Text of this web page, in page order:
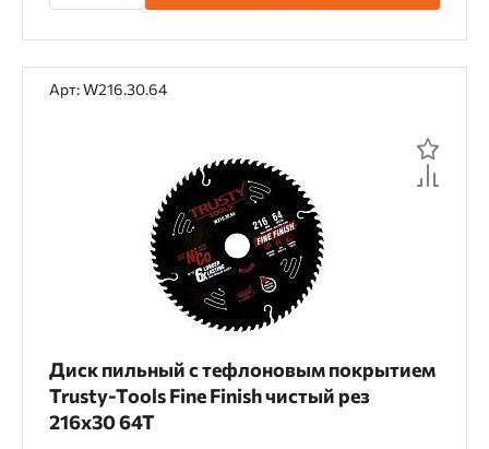
Сверла центрирующие
Стволы, насадки, магазины
Фреза алмазная
Хвостовики
Чашки шлифовальные
Шлифовальные круги
Материал применения
OSB Алюминий
Арт: W216.30.64
Диск пильный с тефлоновым покрытием
Trusty-Tools Fine Finish чистый рез
216х30 64T